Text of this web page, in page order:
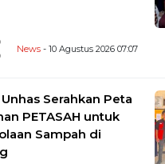
News - 10 Agustus 2026 07:07
Serahkan Peta
PETASAH untuk
Sampah di